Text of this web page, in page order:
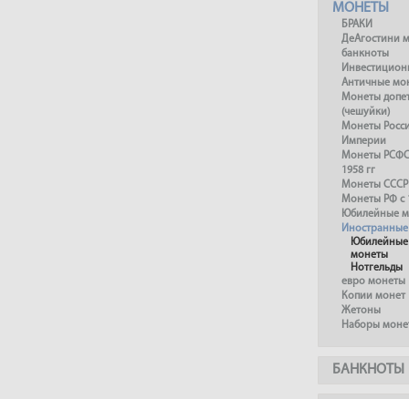
МОНЕТЫ
БРАКИ
ДеАгостини
банкноты
Античные
Монеты
(чешуйки)
Монеты
Империи
Монеты
1958 гг
Монеты СССР
Монеты РФ с
Юбилейные
Юбилейные
монеты
Нотгельды
евро монеты
Копии монет
Жетоны
Наборы
БАНКНОТЫ